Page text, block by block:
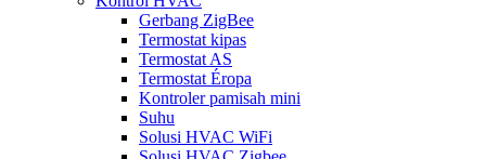
Gerbang ZigBee
Termostat kipas
Termostat AS
Termostat Éropa
Kontroler pamisah mini
Suhu
Solusi HVAC WiFi